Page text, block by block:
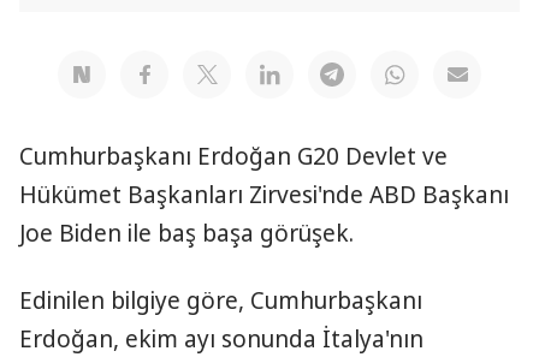
Cumhurbaşkanı Erdoğan G20 Devlet ve
Hükümet Başkanları Zirvesi'nde ABD Başkanı
Joe Biden ile baş başa görüşek.
Edinilen bilgiye göre, Cumhurbaşkanı
Erdoğan, ekim ayı sonunda İtalya'nın